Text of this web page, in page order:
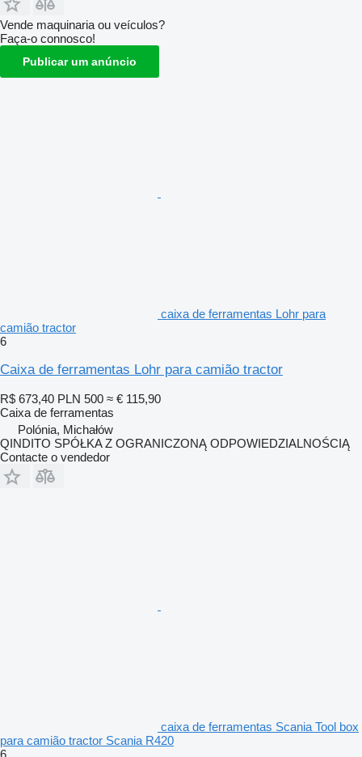
Vende maquinaria ou veículos?
Faça-o connosco!
Publicar um anúncio
caixa de ferramentas Lohr para
camião tractor
6
Caixa de ferramentas Lohr para camião tractor
R$ 673,40 PLN 500 ≈ € 115,90
Caixa de ferramentas
Polónia, Michałów
QINDITO SPÓŁKA Z OGRANICZONĄ ODPOWIEDZIALNOŚCIĄ
Contacte o vendedor
caixa de ferramentas Scania Tool box
para camião tractor Scania R420
6